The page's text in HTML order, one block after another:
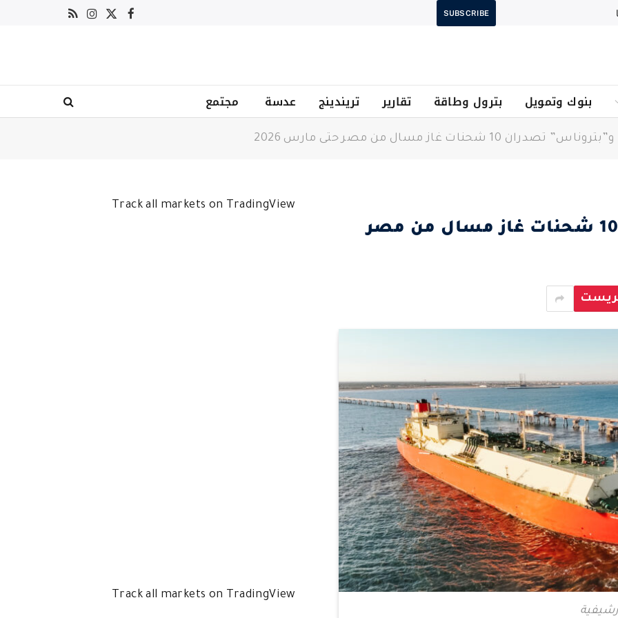
SUBSCRIBE
فيسبوك
X
الانستغرام
RSS
بنوك وتمويل بترول وطاقة تقارير تريندينج عدسة مجتمع
تصدران 10 شحنات غاز مسال من مصر حتى مارس 2026
“شل” و”بتروناس” تصدران 10 شحنات غاز مسال من مصر
Track all markets on TradingView
Track all markets on TradingView